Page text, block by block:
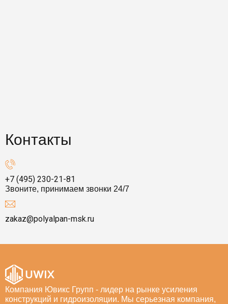
Контакты
+7 (495) 230-21-81
Звоните, принимаем звонки 24/7
zakaz@polyalpan-msk.ru
Компания Ювикс Групп - лидер на рынке усиления
конструкций и гидроизоляции. Мы серьезная компания,